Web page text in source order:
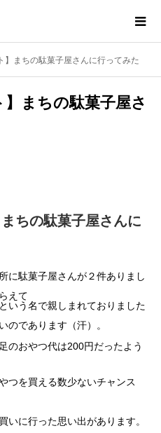
】まちの駄菓子屋さんに行ってみた
】まちの駄菓子屋さ
ちの駄菓子屋さんに
に駄菓子屋さんが２件ありまし
えて
いう名で親しまれておりました
のであります（汗）。
のおやつ代は200円だったよう
つを買える数少ないチャンス
いに行った思い出があります。